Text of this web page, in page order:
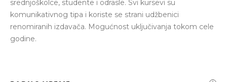
srednjoškolce, studente i odrasle. Svi kursevi su
komunikativnog tipa i koriste se strani udžbenici
renomiranih izdavača. Mogućnost uključivanja tokom cele
godine.